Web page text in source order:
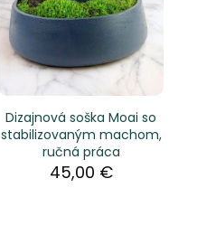
Dizajnová soška Moai so
stabilizovaným machom,
ručná práca
45,00 €